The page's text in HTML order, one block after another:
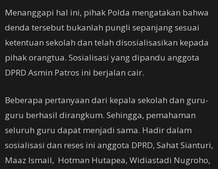
Menanggapi hal ini, pihak Polda mengatakan bahwa
denda tersebut bukanlah pungli sepanjang sesuai
ketentuan sekolah dan telah disosialisasikan kepada
pihak orangtua. Sosialisasi yang dipandu anggota
DPRD Asmin Patros ini berjalan cair.
Beberapa pertanyaan dari kepala sekolah dan guru-
guru berhasil dirangkum. Sehingga, pemahaman
seluruh guru dapat menjadi sama. Hadir dalam
sosialisasi dan reses ini anggota DPRD, Sahat Sianturi,
Maaz Ismail, Hotman Hutapea, Widiastadi Nugroho,